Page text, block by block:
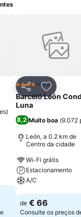
aos favoritos
)
Partilhar
4 EstrelasHotel
Barceló León
Luna
8,2 Muito boa (9.072
León, a 0.2 km de
Centro da cidade
Wi-Fi grátis
Estacionamento
A/C
Ver preços
de € 66
Consulte os preços